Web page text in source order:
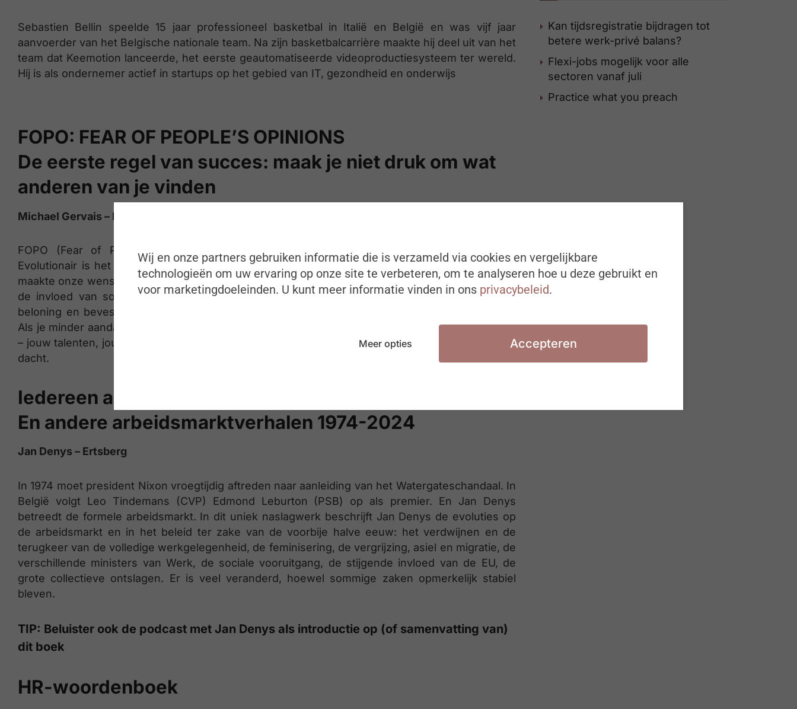
Sebastien Bellin speelde 15 jaar professioneel basketbal in Italië en België en was vijf jaar
aanvoerder van het Belgische nationale team. Na zijn basketbalcarrière maakte hij deel uit van het
team dat Keemotion lanceerde, het eerste geautomatiseerde videoproductiesysteem ter wereld.
Hij is als ondernemer actief in startups op het gebied van IT, gezondheid en onderwijs
FOPO: FEAR OF PEOPLE’S OPINIONS
De eerste regel van succes: maak je niet druk om wat
anderen van je vinden
Michael Gervais – Lannoo
FOPO (Fear of People’s Opinions) is een van de grootste belemmeringen van succes.
Evolutionair is het goed te verklaren: mensen zijn sociale wezens en duizenden jaren geleden
maakte onze wens om goed in de groep te liggen onze voorouders voorzichtig en slim. Maar met
de invloed van sociale media, de enorme prestatiedruk en onze afhankelijkheid van externe
beloning en bevestiging doet onze hang naar acceptatie tegenwoordig meer kwaad dan goed.
Als je minder aandacht besteedt aan wat anderen van jou vinden, en meer aan wat jou jóú maakt
– jouw talenten, jouw waarden en jouw doelen – zul je zien dat je veel meer kunt bereiken dan je
dacht.
Iedereen aan ’t werk!
En andere arbeidsmarktverhalen 1974-2024
Jan Denys – Ertsberg
In 1974 moet president Nixon vroegtijdig aftreden naar aanleiding van het Watergateschandaal. In
België volgt Leo Tindemans (CVP) Edmond Leburton (PSB) op als premier. En Jan Denys
betreedt de formele arbeidsmarkt. In dit uniek naslagwerk beschrijft Jan Denys de evoluties op
de arbeidsmarkt en in het beleid ter zake van de voorbije halve eeuw: het verdwijnen en de
terugkeer van de volledige werkgelegenheid, de feminisering, de vergrijzing, asiel en migratie, de
verschillende ministers van Werk, de sociale vooruitgang, de stijgende invloed van de EU, de
grote collectieve ontslagen. Er is veel veranderd, hoewel sommige zaken opmerkelijk stabiel
bleven.
TIP: Beluister ook de podcast met Jan Denys als introductie op (of samenvatting van)
dit boek
HR-woordenboek
Kan tijdsregistratie bijdragen tot
betere werk-privé balans?
Flexi-jobs mogelijk voor alle
sectoren vanaf juli
Practice what you preach
Wij en onze partners gebruiken informatie die is verzameld via cookies en vergelijkbare
technologieën om uw ervaring op onze site te verbeteren, om te analyseren hoe u deze gebruikt en
voor marketingdoeleinden. U kunt meer informatie vinden in ons privacybeleid.
Meer opties Accepteren